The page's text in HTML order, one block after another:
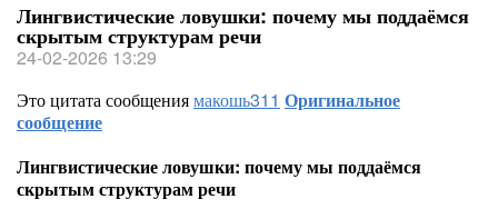
Лингвистические ловушки: почему мы поддаёмся
скрытым структурам речи
24-02-2026 13:29
Это цитата сообщениямакошь311 Оригинальное
сообщение
Лингвистические ловушки: почему мы поддаёмся
скрытым структурам речи